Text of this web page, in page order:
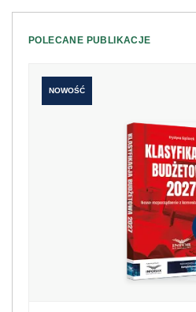
POLECANE PUBLIKACJE
NOWOŚĆ